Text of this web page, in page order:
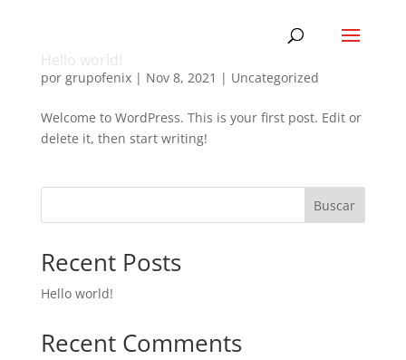
Hello world!
por grupofenix| Nov 8, 2021 | Uncategorized
Welcome to WordPress. This is your first post. Edit or
delete it, then start writing!
Buscar
Recent Posts
Hello world!
Recent Comments